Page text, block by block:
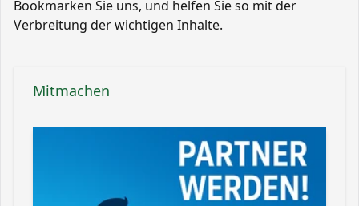
Bookmarken Sie uns, und helfen Sie so mit der
Verbreitung der wichtigen Inhalte.
Mitmachen